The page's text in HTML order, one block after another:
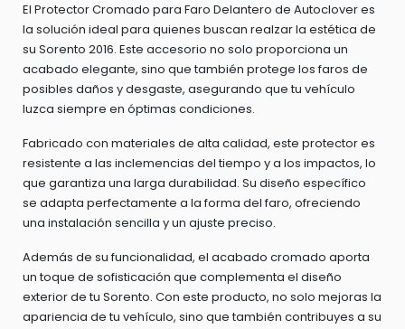
AC-
C865
cantidad
El Protector Cromado para Faro Delantero de Autoclover es
la solución ideal para quienes buscan realzar la estética de
su Sorento 2016. Este accesorio no solo proporciona un
acabado elegante, sino que también protege los faros de
posibles daños y desgaste, asegurando que tu vehículo
luzca siempre en óptimas condiciones.
Fabricado con materiales de alta calidad, este protector es
resistente a las inclemencias del tiempo y a los impactos, lo
que garantiza una larga durabilidad. Su diseño específico
se adapta perfectamente a la forma del faro, ofreciendo
una instalación sencilla y un ajuste preciso.
Además de su funcionalidad, el acabado cromado aporta
un toque de sofisticación que complementa el diseño
exterior de tu Sorento. Con este producto, no solo mejoras la
apariencia de tu vehículo, sino que también contribuyes a su